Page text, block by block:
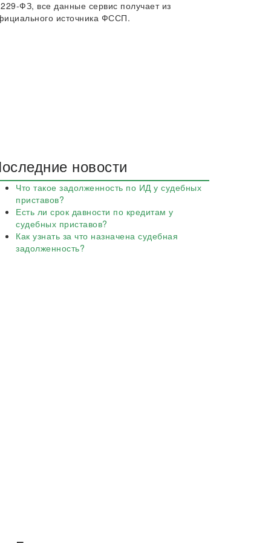
ФЗ, все данные сервис получает из
источника ФССП.
новости
Что такое задолженность по ИД у судебных
приставов?
Есть ли срок давности по кредитам у
судебных приставов?
Как узнать за что назначена судебная
задолженность?